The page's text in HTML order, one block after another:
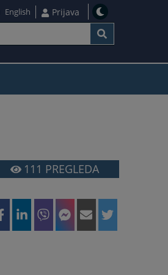
English Prijava
111 PREGLEDA